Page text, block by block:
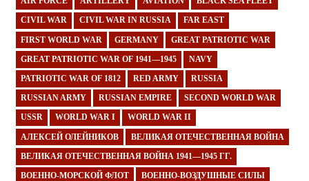
CIVIL WAR CIVIL WAR IN RUSSIA FAR EAST
FIRST WORLD WAR GERMANY GREAT PATRIOTIC WAR
GREAT PATRIOTIC WAR OF 1941—1945 NAVY
PATRIOTIC WAR OF 1812 RED ARMY RUSSIA
RUSSIAN ARMY RUSSIAN EMPIRE SECOND WORLD WAR
USSR WORLD WAR I WORLD WAR II
АЛЕКСЕЙ ОЛЕЙНИКОВ ВЕЛИКАЯ ОТЕЧЕСТВЕННАЯ ВОЙНА
ВЕЛИКАЯ ОТЕЧЕСТВЕННАЯ ВОЙНА 1941—1945 ГГ.
ВОЕННО-МОРСКОЙ ФЛОТ ВОЕННО-ВОЗДУШНЫЕ СИЛЫ